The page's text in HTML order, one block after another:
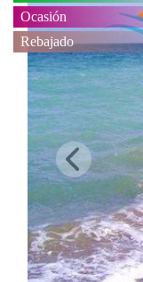
Ocasión
Rebajado